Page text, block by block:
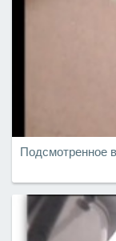
Подсмотренное